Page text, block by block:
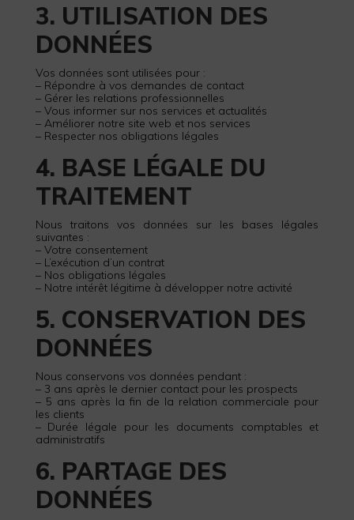
3. UTILISATION DES
DONNÉES
Vos données sont utilisées pour :
– Répondre à vos demandes de contact
– Gérer les relations professionnelles
– Vous informer sur nos services et actualités
– Améliorer notre site web et nos services
– Respecter nos obligations légales
4. BASE LÉGALE DU
TRAITEMENT
Nous traitons vos données sur les bases légales
suivantes :
– Votre consentement
– L’exécution d’un contrat
– Nos obligations légales
– Notre intérêt légitime à développer notre activité
5. CONSERVATION DES
DONNÉES
Nous conservons vos données pendant :
– 3 ans après le dernier contact pour les prospects
– 5 ans après la fin de la relation commerciale pour
les clients
– Durée légale pour les documents comptables et
administratifs
6. PARTAGE DES
DONNÉES